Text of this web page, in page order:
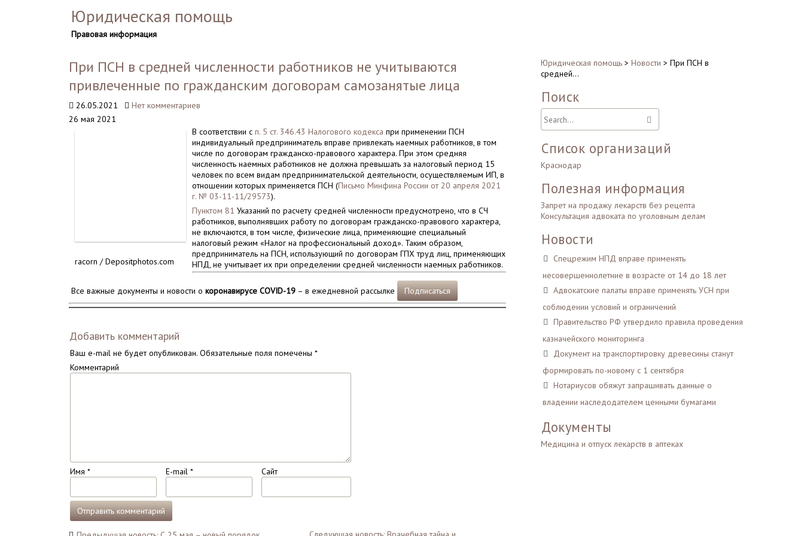
Юридическая помощь
Правовая информация
При ПСН в средней численности работников не учитываются
привлеченные по гражданским договорам самозанятые лица
26.05.2021
Нет комментариев
26 мая 2021
racorn / Depositphotos.com
В соответствии сп. 5 ст. 346.43 Налогового кодекса при применении ПСН
индивидуальный предприниматель вправе привлекать наемных работников, в том
числе по договорам гражданско-правового характера. При этом средняя
численность наемных работников не должна превышать за налоговый период 15
человек по всем видам предпринимательской деятельности, осуществляемым ИП, в
отношении которых применяется ПСН (Письмо Минфина России от 20 апреля 2021
г. № 03-11-11/29573).
Пунктом 81 Указаний по расчету средней численности предусмотрено, что в СЧ
работников, выполнявших работу по договорам гражданско-правового характера,
не включаются, в том числе, физические лица, применяющие специальный
налоговый режим «Налог на профессиональный доход». Таким образом,
предприниматель на ПСН, использующий по договорам ГПХ труд лиц, применяющих
НПД, не учитывает их при определении средней численности наемных работников.
Все важные документы и новости окоронавирусе COVID-19 – в ежедневной рассылке Подписаться
Добавить комментарий
Ваш e-mail не будет опубликован. Обязательные поля помечены*
Комментарий
Имя* E-mail* Сайт
Юридическая помощь > Новости > При ПСН в
средней…
Поиск
Список организаций
Краснодар
Полезная информация
Запрет на продажу лекарств без рецепта
Консультация адвоката по уголовным делам
Новости
Спецрежим НПД вправе применять
несовершеннолетние в возрасте от 14 до 18 лет
Адвокатские палаты вправе применять УСН при
соблюдении условий и ограничений
Правительство РФ утвердило правила проведения
казначейского мониторинга
Документ на транспортировку древесины станут
формировать по-новому с 1 сентября
Нотариусов обяжут запрашивать данные о
владении наследодателем ценными бумагами
Документы
Медицина и отпуск лекарств в аптеках